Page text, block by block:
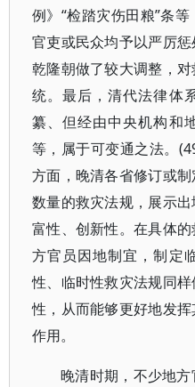
例》“检踏灾伤田粮”条
官吏或民众均予以严厉
乾隆朝做了较大调整，
统。最后，清代法律体
纂、但经由中央机构和
等，属于可变通之法。
方面，晚清各省修订或
数量的救灾法规，展示
富性、创新性。在具体
方官员因地制宜，制定
性、临时性救灾法规同
性，从而能够更好地发
作用。
晚清时期，不少地